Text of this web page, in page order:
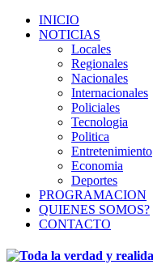
INICIO
NOTICIAS
Locales
Regionales
Nacionales
Internacionales
Policiales
Tecnologia
Politica
Entretenimiento
Economia
Deportes
PROGRAMACION
QUIENES SOMOS?
CONTACTO